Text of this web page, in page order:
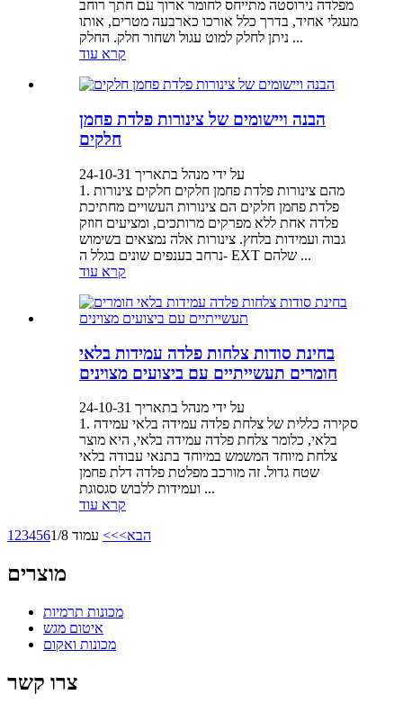
מפלדה נירוסטה מתייחס לחומר ארוך עם חתך רוחב
מעגלי אחיד, בדרך כלל אורכו כארבעה מטרים, אותו
ניתן לחלק למוט עגול ושחור חלק. החלק ...
קרא עוד
הבנה ויישומים של צינורות פלדת פחמן
חלקים
על ידי מנהל בתאריך 24-10-31
1. מהם צינורות פלדת פחמן חלקים חלקים צינורות
פלדת פחמן חלקים הם צינורות העשויים מחתיכת
פלדה אחת ללא מפרקים מרותכים, ומציעים חוזק
גבוה ועמידות בלחץ. צינורות אלה נמצאים בשימוש
נרחב בענפים שונים בגלל ה- EXT שלהם ...
קרא עוד
בחינת סודות צלחות פלדה עמידות בלאי
חומרים תעשייתיים עם ביצועים מצוינים
על ידי מנהל בתאריך 24-10-31
1. סקירה כללית של צלחת פלדה עמידה בלאי עמידה
בלאי, כלומר צלחת פלדה עמידה בלאי, היא מוצר
צלחת מיוחד המשמש במיוחד בתנאי עבודה בלאי
שטח גדול. זה מורכב מפלטת פלדה דלת פחמן
ועמידות ללבוש סגסוגת ...
קרא עוד
1 23456 הבא>>> עמוד 1/8
מוצרים
מכונות תרמיות
איטום מגש
מכונות ואקום
צרו קשר